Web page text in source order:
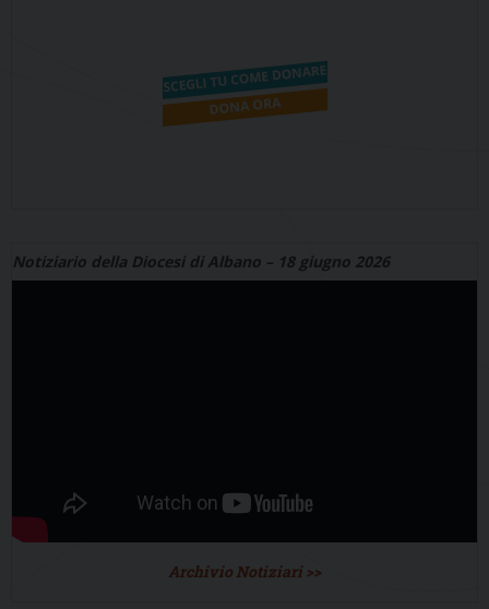
Notiziario della Diocesi di Albano – 18 giugno 2026
Archivio Notiziari >>